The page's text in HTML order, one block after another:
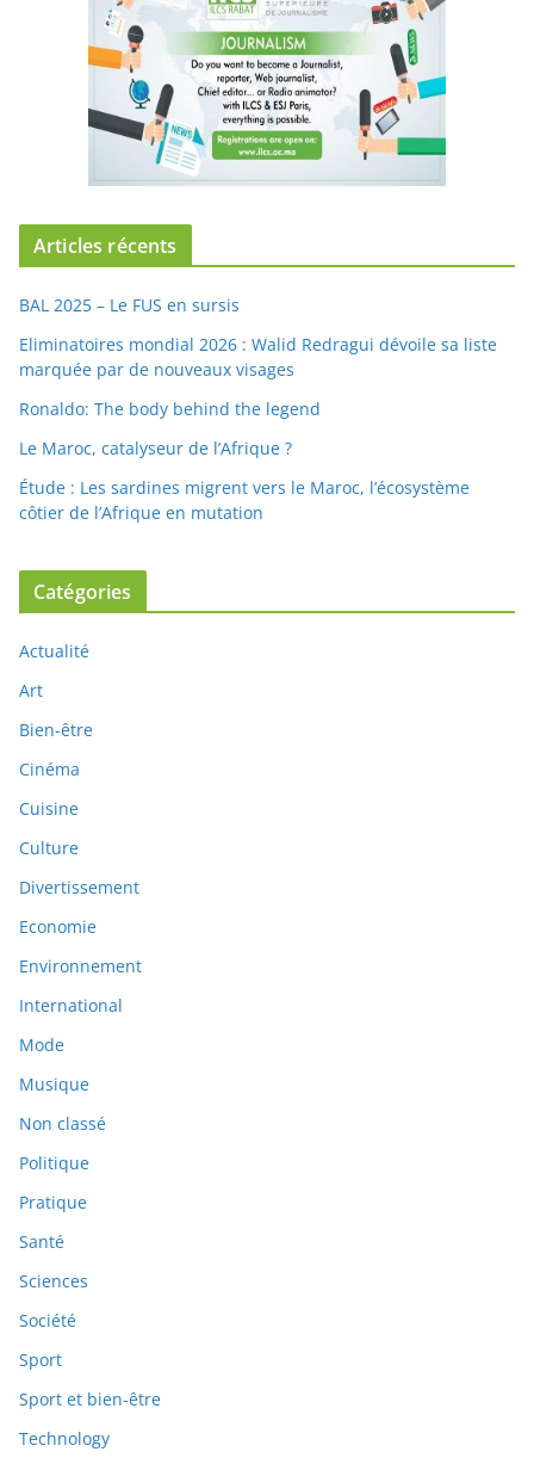
Articles récents
BAL 2025 – Le FUS en sursis
Eliminatoires mondial 2026 : Walid Redragui dévoile sa liste
marquée par de nouveaux visages
Ronaldo: The body behind the legend
Le Maroc, catalyseur de l’Afrique ?
Étude : Les sardines migrent vers le Maroc, l’écosystème
côtier de l’Afrique en mutation
Catégories
Actualité
Art
Bien-être
Cinéma
Cuisine
Culture
Divertissement
Economie
Environnement
International
Mode
Musique
Non classé
Politique
Pratique
Santé
Sciences
Société
Sport
Sport et bien-être
Technology